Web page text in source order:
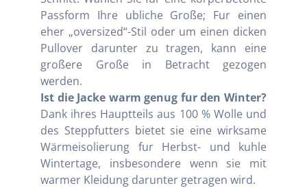
Passform Ihre ubliche Große; Fur einen
eher „oversized“-Stil oder um einen dicken
Pullover darunter zu tragen, kann eine
großere Große in Betracht gezogen
werden.
Ist die Jacke warm genug fur den Winter?
Dank ihres Hauptteils aus 100 % Wolle und
des Steppfutters bietet sie eine wirksame
Wärmeisolierung fur Herbst- und kuhle
Wintertage, insbesondere wenn sie mit
warmer Kleidung darunter getragen wird.